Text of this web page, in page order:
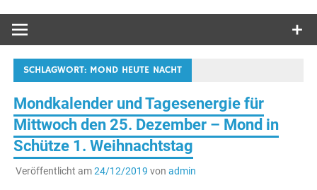
SCHLAGWORT: MOND HEUTE NACHT
Mondkalender und Tagesenergie für
Mittwoch den 25. Dezember – Mond in
Schütze 1. Weihnachtstag
Veröffentlicht am24/12/2019 von admin